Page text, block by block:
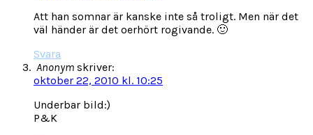
Att han somnar är kanske inte så troligt. Men när det
väl händer är det oerhört rogivande. 🙂
Svara
Anonym skriver:
oktober 22, 2010 kl. 10:25
Underbar bild:)
P&K